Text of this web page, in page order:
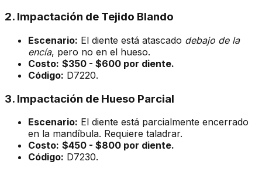
2. Impactación de Tejido Blando
Escenario: El diente está atascado debajo de la
encía, pero no en el hueso.
Costo: $350 - $600 por diente.
Código: D7220.
3. Impactación de Hueso Parcial
Escenario: El diente está parcialmente encerrado
en la mandíbula. Requiere taladrar.
Costo: $450 - $800 por diente.
Código: D7230.